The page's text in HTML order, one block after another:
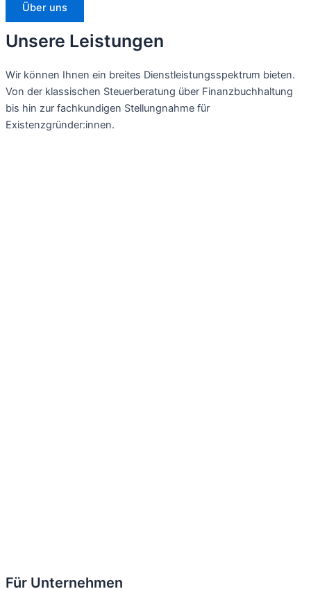
Über uns
Unsere Leistungen
Wir können Ihnen ein breites Dienstleistungsspektrum bieten.
Von der klassischen Steuerberatung über Finanzbuchhaltung
bis hin zur fachkundigen Stellungnahme für
Existenzgründer:innen.
Für Unternehmen